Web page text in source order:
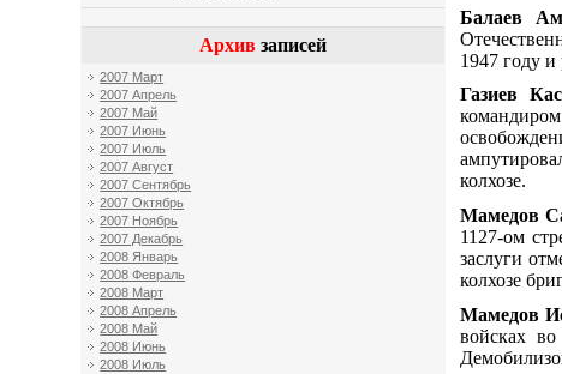
Архив записей
2007 Март
2007 Апрель
2007 Май
2007 Июнь
2007 Июль
2007 Август
2007 Сентябрь
2007 Октябрь
2007 Ноябрь
2007 Декабрь
2008 Январь
2008 Февраль
2008 Март
2008 Апрель
2008 Май
2008 Июнь
2008 Июль
Балаев
1947 году и
Газиев
колхозе.
Мамедов
1127-ом
заслуги
колхозе
Мамедов
войсках